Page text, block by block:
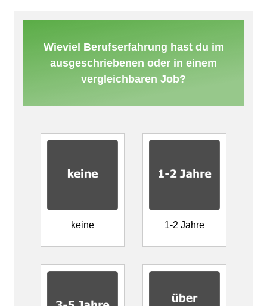
Wieviel Berufserfahrung hast du im
ausgeschriebenen oder in einem
vergleichbaren Job?
keine 1-2 Jahre